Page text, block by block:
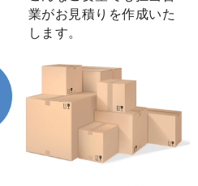
業がお見積りを作成いた
します。